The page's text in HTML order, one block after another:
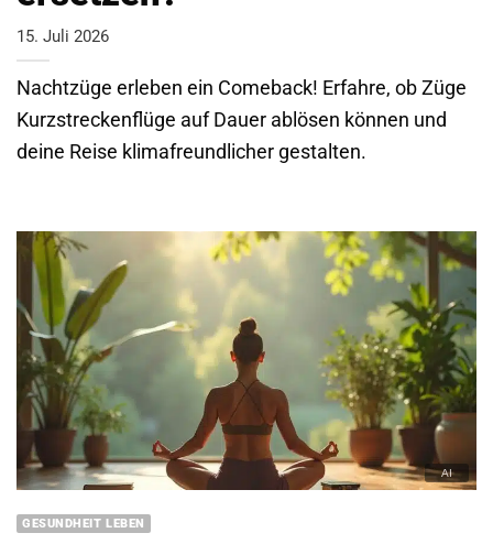
15. Juli 2026
Nachtzüge erleben ein Comeback! Erfahre, ob Züge
Kurzstreckenflüge auf Dauer ablösen können und
deine Reise klimafreundlicher gestalten.
GESUNDHEIT LEBEN